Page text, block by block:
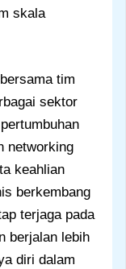
skala
tim
sektor
networking
keahlian
berkembang
terjaga pada
berjalan lebih
diri dalam